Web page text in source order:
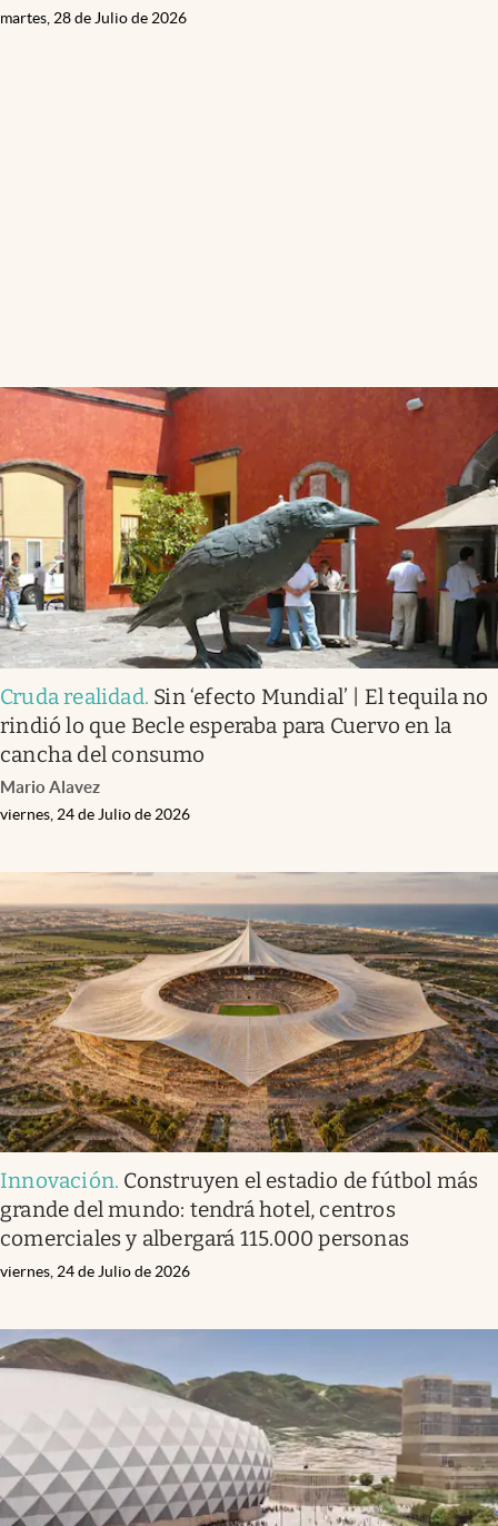
martes, 28 de Julio de 2026
Cruda realidad. Sin ‘efecto Mundial’ | El tequila no
rindió lo que Becle esperaba para Cuervo en la
cancha del consumo
Mario Alavez
viernes, 24 de Julio de 2026
Innovación. Construyen el estadio de fútbol más
grande del mundo: tendrá hotel, centros
comerciales y albergará 115.000 personas
viernes, 24 de Julio de 2026